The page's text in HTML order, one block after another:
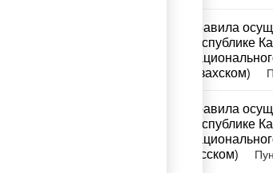
Правила
Республике
казахском)
Правила
Республике
русском)